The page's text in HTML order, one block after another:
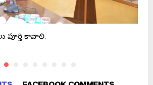
పూర్తి కావాలి.